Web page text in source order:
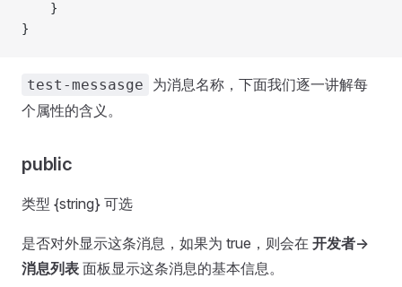
    }
}
test-messasge
为消息名称，下面我们逐一讲解每
个属性的含义。
public
类型 {string} 可选
是否对外显示这条消息，如果为 true，则会在 开发者->
消息列表 面板显示这条消息的基本信息。